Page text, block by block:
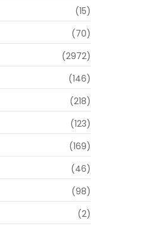
(15)
(70)
(2972)
(146)
(218)
(123)
(169)
(46)
(98)
(2)